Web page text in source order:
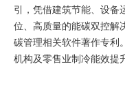
引，凭借建筑节能、设备
位、高质量的能碳双控解
碳管理相关软件著作专利
机构及零售业制冷能效提